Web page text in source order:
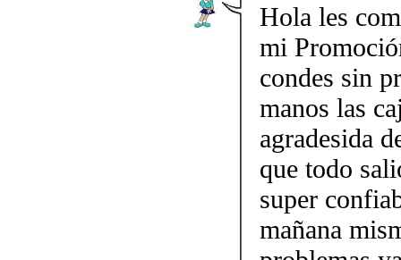
Hola les
mi
condes sin
manos las
agradesida
que todo
super
mañana